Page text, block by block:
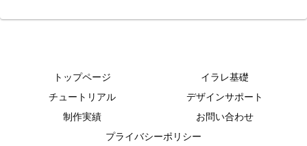
トップページ
イラレ基礎
チュートリアル
デザインサポート
制作実績
お問い合わせ
プライバシーポリシー